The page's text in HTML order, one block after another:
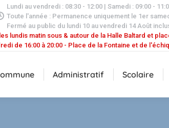
Lundi au vendredi : 08:30 - 12:00 | Samedi : 09:00 -
Toute l'année : Permanence uniquement le 1er
Fermé au public du lundi 10 au vendredi 14 Août
lundis matin sous & autour de la Halle Baltard et
de 16:00 à 20:00 - Place de la Fontaine et de
Administratif Scolaire